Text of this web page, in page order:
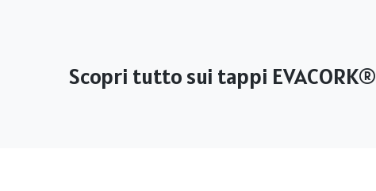
Scopri tutto sui tappi EVACORK®